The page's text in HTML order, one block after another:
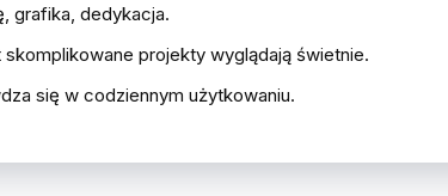
grafika, dedykacja.
skomplikowane projekty wyglądają świetnie.
się w codziennym użytkowaniu.